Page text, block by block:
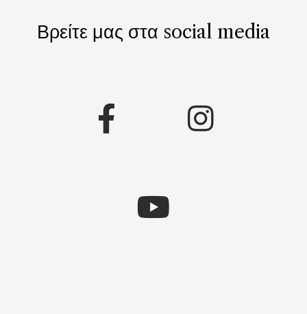
Βρείτε μας στα social media